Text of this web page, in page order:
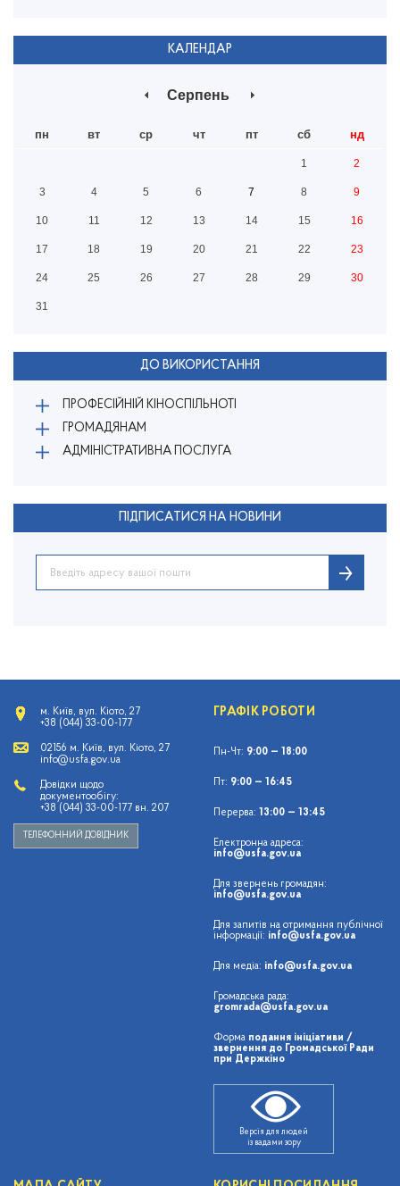
КАЛЕНДАР
Серпень
пн вт ср чт пт сб нд
1 2
3 4 5 6 7 8 9
10 11 12 13 14 15 16
17 18 19 20 21 22 23
24 25 26 27 28 29 30
31
ДО ВИКОРИСТАННЯ
ПРОФЕСІЙНІЙ КІНОСПІЛЬНОТІ
ГРОМАДЯНАМ
АДМІНІСТРАТИВНА ПОСЛУГА
ПІДПИСАТИСЯ НА НОВИНИ
м. Київ, вул. Кіото, 27
+38 (044) 33-00-177
02156 м. Київ, вул. Кіото, 27
info@usfa.gov.ua
Довідки щодо
документообігу:
+38 (044) 33-00-177 вн. 207
ТЕЛЕФОННИЙ ДОВІДНИК
ГРАФІК РОБОТИ
Пн-Чт: 9:00 — 18:00
Пт: 9:00 — 16:45
Перерва: 13:00 — 13:45
Електронна адреса:
info@usfa.gov.ua
Для звернень громадян:
info@usfa.gov.ua
Для запитів на отримання публічної
інформації: info@usfa.gov.ua
Для медіа: info@usfa.gov.ua
Громадська рада:
gromrada@usfa.gov.ua
Форма подання ініціативи /
звернення до Громадської Ради
при Держкіно
Версія для людей
із вадами зору